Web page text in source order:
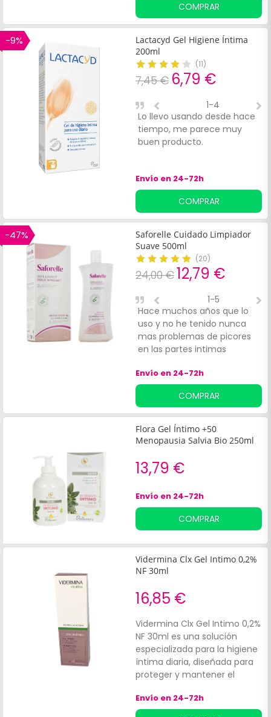
COMPRAR
-9%
Lactacyd Gel Higiene Íntima
200ml
(11)
7,45 € 6,79 €
Lo llevo usando desde hace
tiempo, me parece muy
buen producto.
1-4
Envío en 24-72h
COMPRAR
-47%
Saforelle Cuidado Limpiador
Suave 500ml
(20)
24,00 €12,79 €
Hace muchos años que lo
uso y no he tenido nunca
mas problemas de picores
en las partes intimas
1-5
Envío en 24-72h
COMPRAR
Flora Gel Íntimo +50
Menopausia Salvia Bio 250ml
13,79 €
Envío en 24-72h
COMPRAR
Vidermina Clx Gel Intimo 0,2%
NF 30ml
16,85 €
Vidermina Clx Gel Intimo 0,2%
NF 30ml es una solución
especializada para la higiene
íntima diaria, diseñada para
proteger y mantener el
vulvovaginal. Su fórmula
suave es ideal para mujeres
Envío en 24-72h